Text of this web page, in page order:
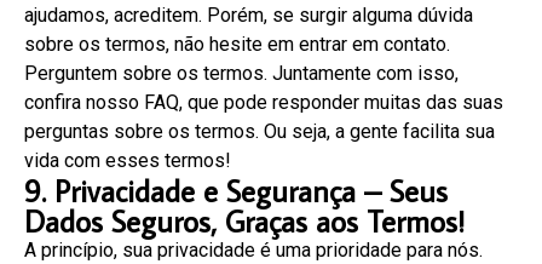
ajudamos, acreditem. Porém, se surgir alguma dúvida
sobre os termos, não hesite em entrar em contato.
Perguntem sobre os termos. Juntamente com isso,
confira nosso FAQ, que pode responder muitas das suas
perguntas sobre os termos. Ou seja, a gente facilita sua
vida com esses termos!
9. Privacidade e Segurança – Seus
Dados Seguros, Graças aos Termos!
A princípio, sua privacidade é uma prioridade para nós.